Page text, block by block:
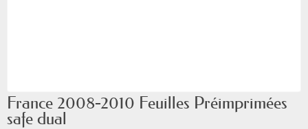
France 2008-2010 Feuilles Préimprimées
safe dual